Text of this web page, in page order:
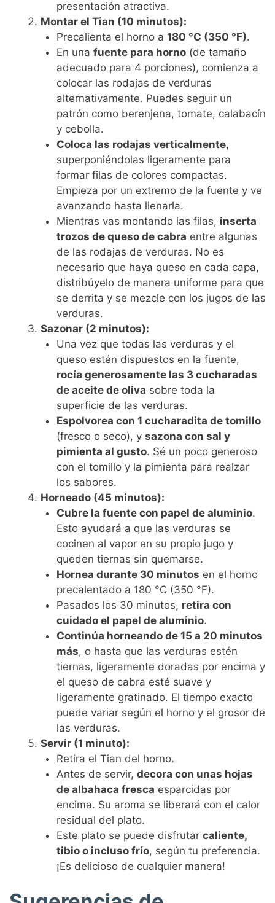
presentación atractiva.
Montar el Tian (10 minutos):
Precalienta el horno a 180 °C (350 °F).
En una fuente para horno(de tamaño
adecuado para 4 porciones), comienza a
colocar las rodajas de verduras
alternativamente. Puedes seguir un
patrón como berenjena, tomate, calabacín
y cebolla.
Coloca las rodajas verticalmente,
superponiéndolas ligeramente para
formar filas de colores compactas.
Empieza por un extremo de la fuente y ve
avanzando hasta llenarla.
Mientras vas montando las filas, inserta
trozos de queso de cabra entre algunas
de las rodajas de verduras. No es
necesario que haya queso en cada capa,
distribúyelo de manera uniforme para que
se derrita y se mezcle con los jugos de las
verduras.
Sazonar (2 minutos):
Una vez que todas las verduras y el
queso estén dispuestos en la fuente,
rocía generosamente las 3 cucharadas
de aceite de oliva sobre toda la
superficie de las verduras.
Espolvorea con 1 cucharadita de tomillo
(fresco o seco), y sazona con sal y
pimienta al gusto. Sé un poco generoso
con el tomillo y la pimienta para realzar
los sabores.
Horneado (45 minutos):
Cubre la fuente con papel de aluminio.
Esto ayudará a que las verduras se
cocinen al vapor en su propio jugo y
queden tiernas sin quemarse.
Hornea durante 30 minutos en el horno
precalentado a 180 °C (350 °F).
Pasados los 30 minutos, retira con
cuidado el papel de aluminio.
Continúa horneando de 15 a 20 minutos
más, o hasta que las verduras estén
tiernas, ligeramente doradas por encima y
el queso de cabra esté suave y
ligeramente gratinado. El tiempo exacto
puede variar según el horno y el grosor de
las verduras.
Servir (1 minuto):
Retira el Tian del horno.
Antes de servir, decora con unas hojas
de albahaca fresca esparcidas por
encima. Su aroma se liberará con el calor
residual del plato.
Este plato se puede disfrutar caliente,
tibio o incluso frío, según tu preferencia.
¡Es delicioso de cualquier manera!